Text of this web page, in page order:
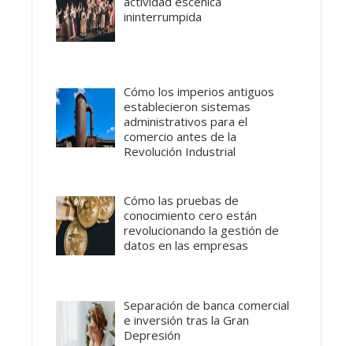
ininterrumpida
Cómo los imperios antiguos
establecieron sistemas
administrativos para el
comercio antes de la
Revolución Industrial
Cómo las pruebas de
conocimiento cero están
revolucionando la gestión de
datos en las empresas
Separación de banca comercial
e inversión tras la Gran
Depresión